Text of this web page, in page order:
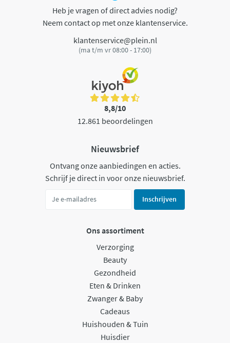
Heb je vragen of direct advies nodig?
Neem contact op met onze klantenservice.
klantenservice@plein.nl
(ma t/m vr 08:00 - 17:00)
8,8/10
12.861 beoordelingen
Nieuwsbrief
Ontvang onze aanbiedingen en acties.
Schrijf je direct in voor onze nieuwsbrief.
Inschrijven
Ons assortiment
Verzorging
Beauty
Gezondheid
Eten & Drinken
Zwanger & Baby
Cadeaus
Huishouden & Tuin
Huisdier